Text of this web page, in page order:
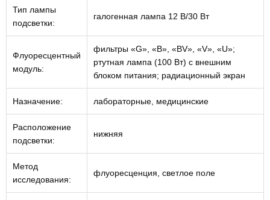
Тип лампы
подсветки:
галогенная лампа 12 В/30 Вт
Флуоресцентный
модуль:
фильтры «G», «B», «BV», «V», «U»;
ртутная лампа (100 Вт) с внешним
блоком питания; радиационный экран
Назначение: лабораторные, медицинские
Расположение
подсветки:
нижняя
Метод
исследования:
флуоресценция, светлое поле